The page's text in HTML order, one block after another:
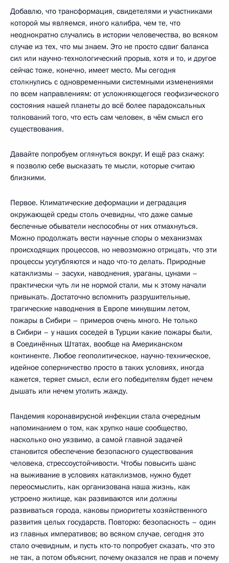
Добавлю, что трансформация, свидетелями и участниками
которой мы являемся, иного калибра, чем те, что
неоднократно случались в истории человечества, во всяком
случае из тех, что мы знаем. Это не просто сдвиг баланса
сил или научно-технологический прорыв, хотя и то, и другое
сейчас тоже, конечно, имеет место. Мы сегодня
столкнулись с одновременными системными изменениями
по всем направлениям: от усложняющегося геофизического
состояния нашей планеты до всё более парадоксальных
толкований того, что есть сам человек, в чём смысл его
существования.
Давайте попробуем оглянуться вокруг. И ещё раз скажу:
я позволю себе высказать те мысли, которые считаю
близкими.
Первое. Климатические деформации и деградация
окружающей среды столь очевидны, что даже самые
беспечные обыватели неспособны от них отмахнуться.
Можно продолжать вести научные споры о механизмах
происходящих процессов, но невозможно отрицать, что эти
процессы усугубляются и надо что-то делать. Природные
катаклизмы – засухи, наводнения, ураганы, цунами –
практически чуть ли не нормой стали, мы к этому начали
привыкать. Достаточно вспомнить разрушительные,
трагические наводнения в Европе минувшим летом,
пожары в Сибири – примеров очень много. Не только
в Сибири – у наших соседей в Турции какие пожары были,
в Соединённых Штатах, вообще на Американском
континенте. Любое геополитическое, научно-техническое,
идейное соперничество просто в таких условиях, иногда
кажется, теряет смысл, если его победителям будет нечем
дышать или нечем утолить жажду.
Пандемия коронавирусной инфекции стала очередным
напоминанием о том, как хрупко наше сообщество,
насколько оно уязвимо, а самой главной задачей
становится обеспечение безопасного существования
человека, стрессоустойчивости. Чтобы повысить шанс
на выживание в условиях катаклизмов, нужно будет
переосмыслить, как организована наша жизнь, как
устроено жилище, как развиваются или должны
развиваться города, каковы приоритеты хозяйственного
развития целых государств. Повторю: безопасность – один
из главных императивов; во всяком случае, сегодня это
стало очевидным, и пусть кто-то попробует сказать, что это
не так, а потом объяснит, почему оказался не прав и почему